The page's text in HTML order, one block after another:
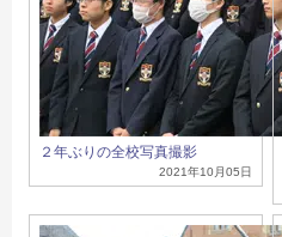
２年ぶりの全校写真撮影
2021年10月05日